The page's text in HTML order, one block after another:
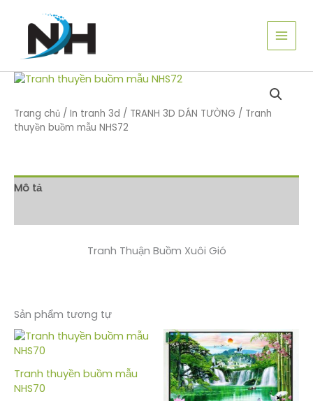
Trang chủ / In tranh 3d / TRANH 3D DÁN TƯỜNG / Tranh
thuyền buồm mẫu NHS72
Mô tả
Tranh Thuận Buồm Xuôi Gió
Sản phẩm tương tự
Tranh thuyền buồm mẫu
NHS70